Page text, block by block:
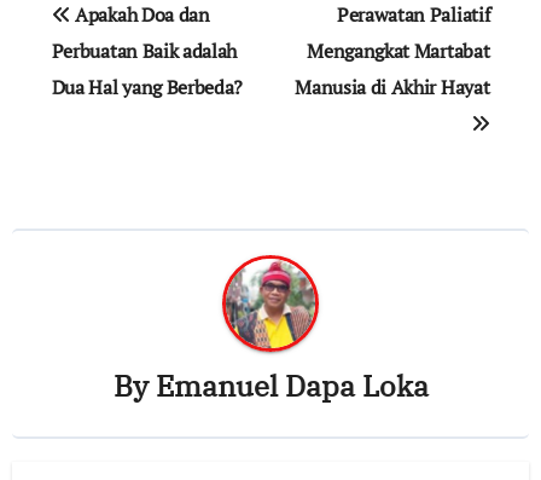
navigation
Apakah Doa dan
Perbuatan Baik adalah
Dua Hal yang Berbeda?
Perawatan Paliatif
Mengangkat Martabat
Manusia di Akhir Hayat
ByEmanuel Dapa Loka